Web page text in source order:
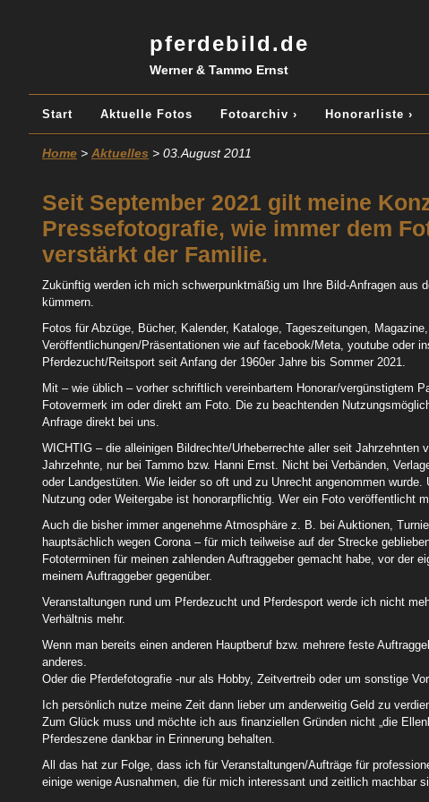
pferdebild.de
Werner & Tammo Ernst
Start Aktuelle Fotos Fotoarchiv › Honorarliste ›
Home > Aktuelles > 03.August 2011
Seit September 2021 gilt meine
Pressefotografie, wie immer dem
verstärkt der Familie.
Zukünftig werden ich mich schwerpunktmäßig um Ihre Bild-Anfragen aus
kümmern.
Fotos für Abzüge, Bücher, Kalender, Kataloge, Tageszeitungen,
Veröffentlichungen/Präsentationen wie auf facebook/Meta, youtube oder
Pferdezucht/Reitsport seit Anfang der 1960er Jahre bis Sommer 2021.
Mit – wie üblich – vorher schriftlich vereinbartem Honorar/vergünstigtem
Fotovermerk im oder direkt am Foto. Die zu beachtenden
Anfrage direkt bei uns.
WICHTIG – die alleinigen Bildrechte/Urheberrechte aller seit
Jahrzehnte, nur bei Tammo bzw. Hanni Ernst. Nicht bei Verbänden,
oder Landgestüten. Wie leider so oft und zu Unrecht angenommen
Nutzung oder Weitergabe ist honorarpflichtig. Wer ein Foto veröffentlicht
Auch die bisher immer angenehme Atmosphäre z. B. bei Auktionen,
hauptsächlich wegen Corona – für mich teilweise auf der Strecke
Fototerminen für meinen zahlenden Auftraggeber gemacht habe, vor der
meinem Auftraggeber gegenüber.
Veranstaltungen rund um Pferdezucht und Pferdesport werde ich nicht
Verhältnis mehr.
Wenn man bereits einen anderen Hauptberuf bzw. mehrere feste
anderes.
Oder die Pferdefotografie -nur als Hobby, Zeitvertreib oder um sonstige
Ich persönlich nutze meine Zeit dann lieber um anderweitig Geld zu
Zum Glück muss und möchte ich aus finanziellen Gründen nicht „die
Pferdeszene dankbar in Erinnerung behalten.
All das hat zur Folge, dass ich für Veranstaltungen/Aufträge für
einige wenige Ausnahmen, die für mich interessant und zeitlich machbar